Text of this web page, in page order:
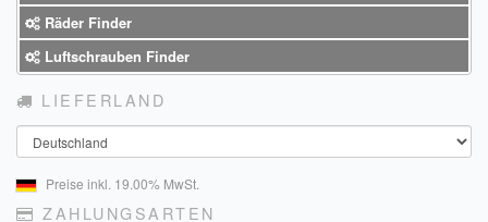
Räder Finder
Luftschrauben Finder
LIEFERLAND
Land
Preise inkl. 19.00% MwSt.
ZAHLUNGSARTEN